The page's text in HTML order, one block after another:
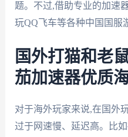
题。不过,借助专业的加速
玩QQ飞车等各种中国国服
国外打猫和老
茄加速器优质
对于海外玩家来说,在国外
过于网速慢、延迟高。比如